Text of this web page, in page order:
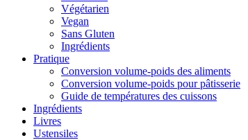
Végétarien
Vegan
Sans Gluten
Ingrédients
Pratique
Conversion volume-poids des aliments
Conversion volume-poids pour pâtisserie
Guide de températures des cuissons
Ingrédients
Livres
Ustensiles